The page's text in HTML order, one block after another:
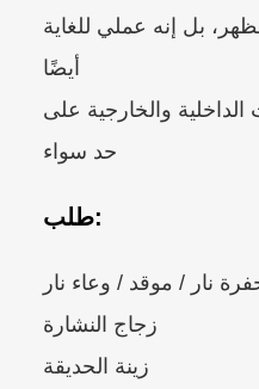
بل إنه عملي للغاية
أيضًا
الداخلية والخارجية على
حد سواء
طلب:
نار / موقد / وعاء نار
زجاج النشارة
زينة الحديقة